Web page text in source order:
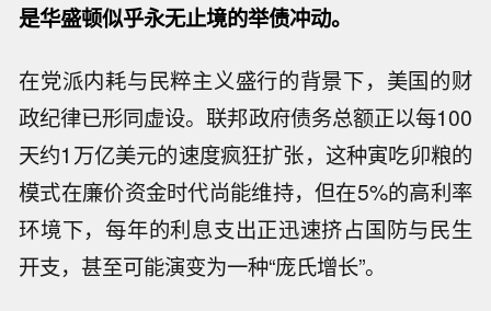
是华盛顿似乎永无止境的举债冲动。
在党派内耗与民粹主义盛行的背景下，美国的财
政纪律已形同虚设。联邦政府债务总额正以每100
天约1万亿美元的速度疯狂扩张，这种寅吃卯粮的
模式在廉价资金时代尚能维持，但在5%的高利率
环境下，每年的利息支出正迅速挤占国防与民生
开支，甚至可能演变为一种“庞氏增长”。